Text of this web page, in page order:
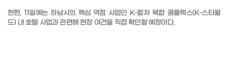
한편, 11일에는 하남시의 핵심 역점 사업인 K-컬처 복합 콤플렉스(K-스타월
드) 내 호텔 사업과 관련해 현장 여건을 직접 확인할 예정이다.